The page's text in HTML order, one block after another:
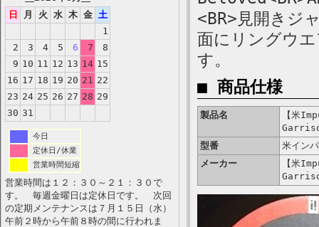
日
月 火 水 木 金 土
1
2
3 4 5 6 7
8
9 10 11 12 13 14 15
16 17 18 19 20 21 22
23 24 25 26 27 28 29
30 31
今日
定休日/休業
営業時間短縮
営業時間は１２：３０～２１：３０で
す。 毎週金曜日は定休日です。 次回
の定期メンテナンスは７月１５日（水）
午前２時から午前８時の間に行われま
<BR>見開きジ
面にリングウ
す。
■ 商品仕様
製品名
【米
型番
米イン
メーカー
【米